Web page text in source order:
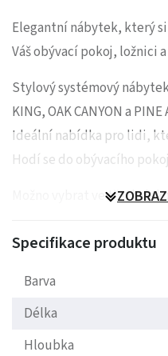
Elegantní nábytek, který
Váš obývací pokoj, ložnici
Stylový systémový
KING, OAK CANYON a PINE
Ideální nabídka pro lidi,
Hodí se do obývacího
Možno vybrat ve třech
Specifikace produktu
Barva
Délka
Hloubka